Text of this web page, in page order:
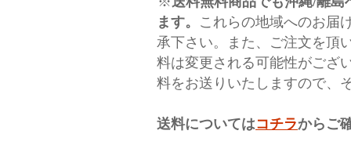
ます。 これらの地域へのお届
承下さい。また、ご注文を頂
料は変更される可能性がござ
料をお送りいたしますので、
送料についてはコチラからご